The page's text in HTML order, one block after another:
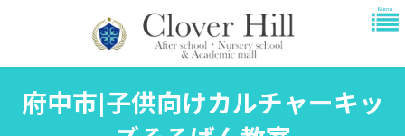
府中市|子供向けカルチャーキッ